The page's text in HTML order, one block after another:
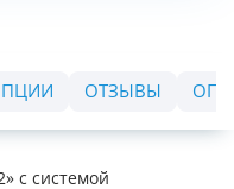
ОТЗЫВЫ
с системой